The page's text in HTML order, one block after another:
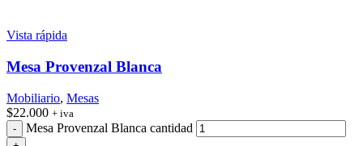
Vista rápida
Mesa Provenzal Blanca
Mobiliario, Mesas
$22.000 + iva
Mesa Provenzal Blanca cantidad